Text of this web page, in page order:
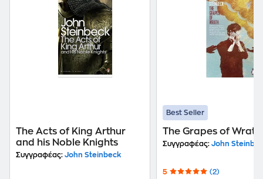
The Acts of King Arthur
and his Noble Knights
Συγγραφέας: John Steinbeck
Best Seller
The Grapes of Wrath
Συγγραφέας: John
5 (2)